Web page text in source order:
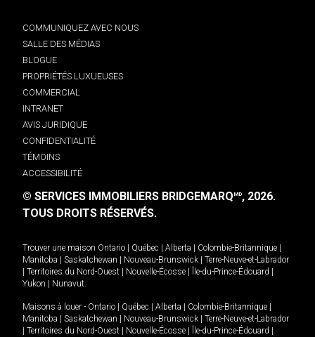
COMMUNIQUEZ AVEC NOUS
SALLE DES MÉDIAS
BLOGUE
PROPRIÉTÉS LUXUEUSES
COMMERCIAL
INTRANET
AVIS JURIDIQUE
CONFIDENTIALITÉ
TÉMOINS
ACCESSIBILITÉ
© SERVICES IMMOBILIERS BRIDGEMARQMD, 2026.
TOUS DROITS RÉSERVÉS.
Trouver une maison Ontario Québec Alberta Colombie-Britannique
Manitoba
Saskatchewan Nouveau-Brunswick
Terre-Neuve-et-Labrador
Territoires du Nord-Ouest Nouvelle-Écosse Île-du-Prince-Édouard
Yukon
Nunavut.
Maisons à louer - Ontario Québec Alberta Colombie-Britannique
Manitoba
Saskatchewan Nouveau-Brunswick
Terre-Neuve-et-Labrador
Territoires du Nord-Ouest Nouvelle-Écosse Île-du-Prince-Édouard